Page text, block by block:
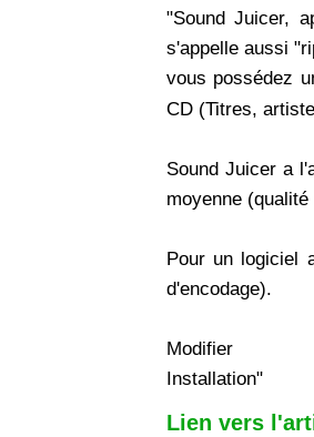
"Sound Juicer,
s'appelle aussi
vous possédez
CD (Titres,
Sound Juicer a
moyenne
Pour un logiciel
d'encodage).
Modifier
Installation"
Lien vers